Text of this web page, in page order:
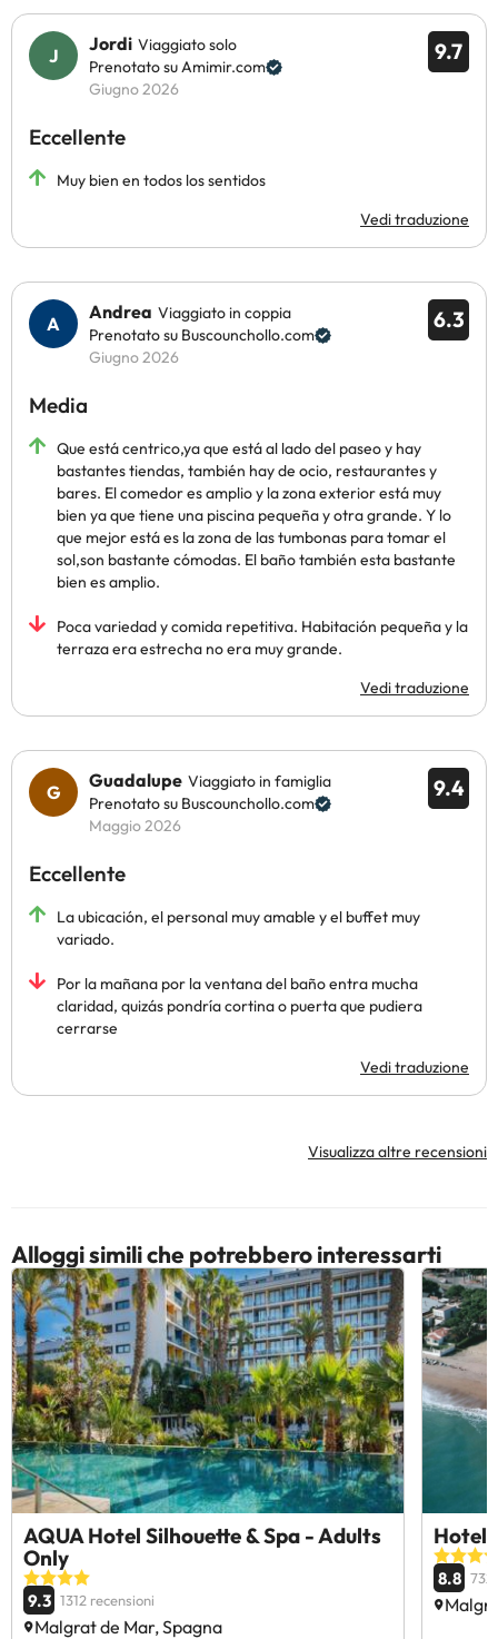
9.7
Jordi Viaggiato solo
Prenotato su Amimir.com
Giugno 2026
Eccellente
Muy bien en todos los sentidos
Vedi traduzione
6.3
Andrea Viaggiato in coppia
Prenotato su Buscounchollo.com
Giugno 2026
Media
Que está centrico,ya que está al lado del paseo y hay
bastantes tiendas, también hay de ocio, restaurantes y
bares. El comedor es amplio y la zona exterior está muy
bien ya que tiene una piscina pequeña y otra grande. Y lo
que mejor está es la zona de las tumbonas para tomar el
sol,son bastante cómodas. El baño también esta bastante
bien es amplio.
Poca variedad y comida repetitiva. Habitación pequeña y la
terraza era estrecha no era muy grande.
Vedi traduzione
9.4
Guadalupe Viaggiato in famiglia
Prenotato su Buscounchollo.com
Maggio 2026
Eccellente
La ubicación, el personal muy amable y el buffet muy
variado.
Por la mañana por la ventana del baño entra mucha
claridad, quizás pondría cortina o puerta que pudiera
cerrarse
Vedi traduzione
Visualizza altre recensioni
Alloggi simili che potrebbero interessarti
AQUA Hotel Silhouette & Spa - Adults
Only
9.3 1312 recensioni
Malgrat de Mar, Spagna
Hotel
8.8 732